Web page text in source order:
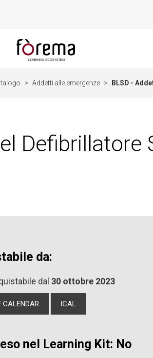
> Addetti alle emergenze > BLSD -
da:
dal 30 ottobre 2023
CALENDAR ICAL
nel Learning Kit: No